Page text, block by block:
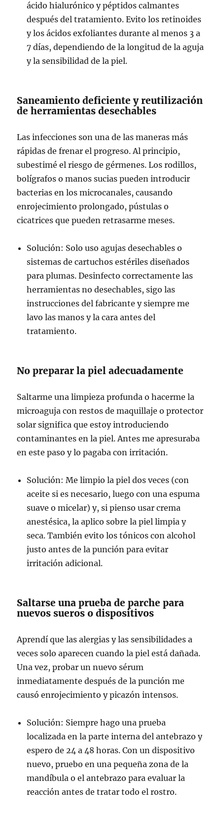
ácido hialurónico y péptidos calmantes
después del tratamiento. Evito los retinoides
y los ácidos exfoliantes durante al menos 3 a
7 días, dependiendo de la longitud de la aguja
y la sensibilidad de la piel.
Saneamiento deficiente y reutilización
de herramientas desechables
Las infecciones son una de las maneras más
rápidas de frenar el progreso. Al principio,
subestimé el riesgo de gérmenes. Los rodillos,
bolígrafos o manos sucias pueden introducir
bacterias en los microcanales, causando
enrojecimiento prolongado, pústulas o
cicatrices que pueden retrasarme meses.
Solución: Solo uso agujas desechables o
sistemas de cartuchos estériles diseñados
para plumas. Desinfecto correctamente las
herramientas no desechables, sigo las
instrucciones del fabricante y siempre me
lavo las manos y la cara antes del
tratamiento.
No preparar la piel adecuadamente
Saltarme una limpieza profunda o hacerme la
microaguja con restos de maquillaje o protector
solar significa que estoy introduciendo
contaminantes en la piel. Antes me apresuraba
en este paso y lo pagaba con irritación.
Solución: Me limpio la piel dos veces (con
aceite si es necesario, luego con una espuma
suave o micelar) y, si pienso usar crema
anestésica, la aplico sobre la piel limpia y
seca. También evito los tónicos con alcohol
justo antes de la punción para evitar
irritación adicional.
Saltarse una prueba de parche para
nuevos sueros o dispositivos
Aprendí que las alergias y las sensibilidades a
veces solo aparecen cuando la piel está dañada.
Una vez, probar un nuevo sérum
inmediatamente después de la punción me
causó enrojecimiento y picazón intensos.
Solución: Siempre hago una prueba
localizada en la parte interna del antebrazo y
espero de 24 a 48 horas. Con un dispositivo
nuevo, pruebo en una pequeña zona de la
mandíbula o el antebrazo para evaluar la
reacción antes de tratar todo el rostro.